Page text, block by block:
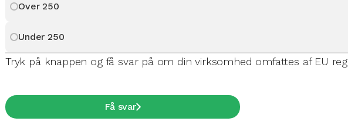
Over 250
Under 250
Tryk på knappen og få svar på om din virksomhed omfattes af EU
Få svar